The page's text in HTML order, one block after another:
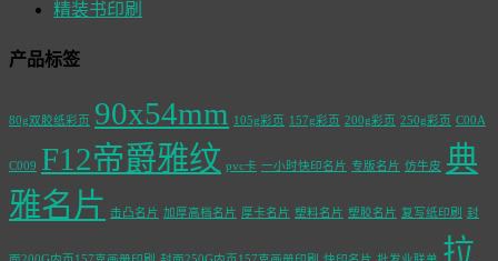
精装书印刷
产品标签
80g双胶纸彩页 90x54mm 105g彩页 157g彩页 200g彩页 250g彩页 C00A
C009 F12帝爵雅纹 pvc卡 一小时快印名片 专版名片 仿牛皮 典
雅名片 击凸名片 加厚高档名片 厚卡名片 塑料名片 塑胶名片 复写纸印刷 封
拉